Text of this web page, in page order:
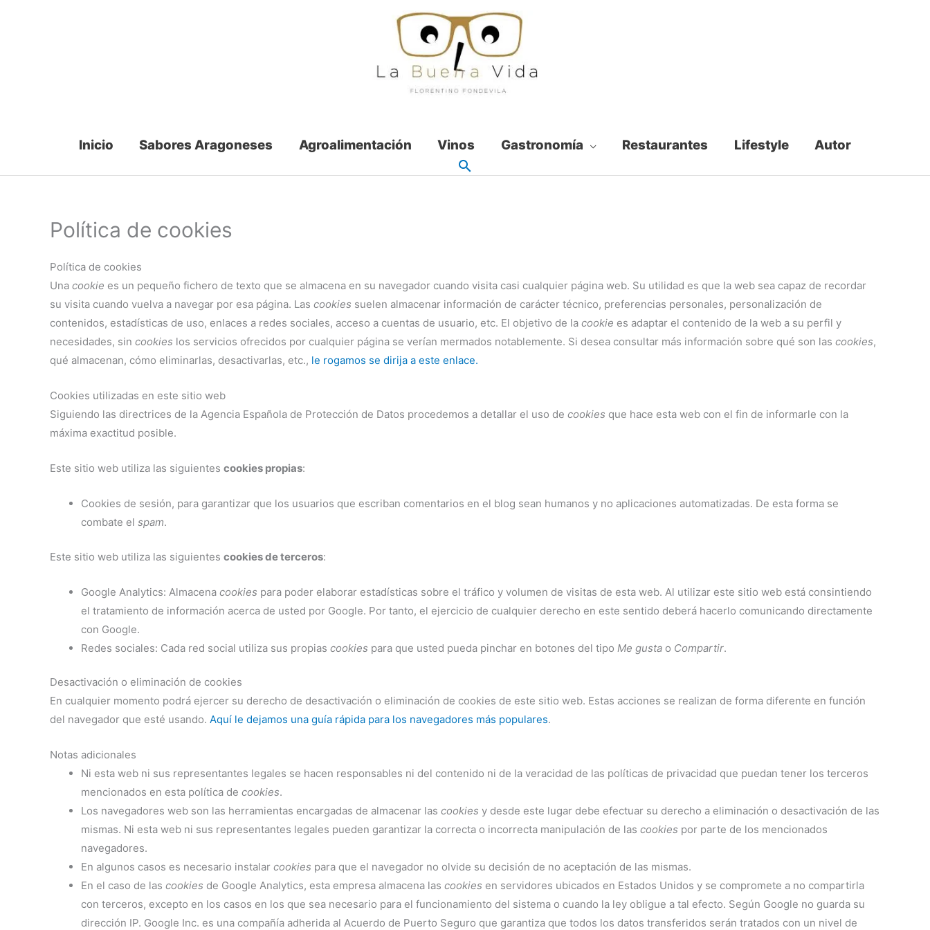
Inicio Sabores Aragoneses Agroalimentación Vinos Gastronomía Restaurantes Lifestyle Autor
Política de cookies
Política de cookies
Una cookie es un pequeño fichero de texto que se almacena en su navegador cuando visita casi cualquier página web. Su utilidad es que la web sea capaz de recordar
su visita cuando vuelva a navegar por esa página. Las cookies suelen almacenar información de carácter técnico, preferencias personales, personalización de
contenidos, estadísticas de uso, enlaces a redes sociales, acceso a cuentas de usuario, etc. El objetivo de la cookie es adaptar el contenido de la web a su perfil y
necesidades, sin cookies los servicios ofrecidos por cualquier página se verían mermados notablemente. Si desea consultar más información sobre qué son las cookies,
qué almacenan, cómo eliminarlas, desactivarlas, etc., le rogamos se dirija a este enlace.
Cookies utilizadas en este sitio web
Siguiendo las directrices de la Agencia Española de Protección de Datos procedemos a detallar el uso de cookies que hace esta web con el fin de informarle con la
máxima exactitud posible.
Este sitio web utiliza las siguientes cookies propias:
Cookies de sesión, para garantizar que los usuarios que escriban comentarios en el blog sean humanos y no aplicaciones automatizadas. De esta forma se
combate el spam.
Este sitio web utiliza las siguientes cookies de terceros:
Google Analytics: Almacena cookies para poder elaborar estadísticas sobre el tráfico y volumen de visitas de esta web. Al utilizar este sitio web está consintiendo
el tratamiento de información acerca de usted por Google. Por tanto, el ejercicio de cualquier derecho en este sentido deberá hacerlo comunicando directamente
con Google.
Redes sociales: Cada red social utiliza sus propias cookies para que usted pueda pinchar en botones del tipo Me gusta o Compartir.
Desactivación o eliminación de cookies
En cualquier momento podrá ejercer su derecho de desactivación o eliminación de cookies de este sitio web. Estas acciones se realizan de forma diferente en función
del navegador que esté usando. Aquí le dejamos una guía rápida para los navegadores más populares.
Notas adicionales
Ni esta web ni sus representantes legales se hacen responsables ni del contenido ni de la veracidad de las políticas de privacidad que puedan tener los terceros
mencionados en esta política de cookies.
Los navegadores web son las herramientas encargadas de almacenar las cookies y desde este lugar debe efectuar su derecho a eliminación o desactivación de las
mismas. Ni esta web ni sus representantes legales pueden garantizar la correcta o incorrecta manipulación de las cookies por parte de los mencionados
navegadores.
En algunos casos es necesario instalar cookies para que el navegador no olvide su decisión de no aceptación de las mismas.
En el caso de las cookies de Google Analytics, esta empresa almacena las cookies en servidores ubicados en Estados Unidos y se compromete a no compartirla
con terceros, excepto en los casos en los que sea necesario para el funcionamiento del sistema o cuando la ley obligue a tal efecto. Según Google no guarda su
dirección IP. Google Inc. es una compañía adherida al Acuerdo de Puerto Seguro que garantiza que todos los datos transferidos serán tratados con un nivel de